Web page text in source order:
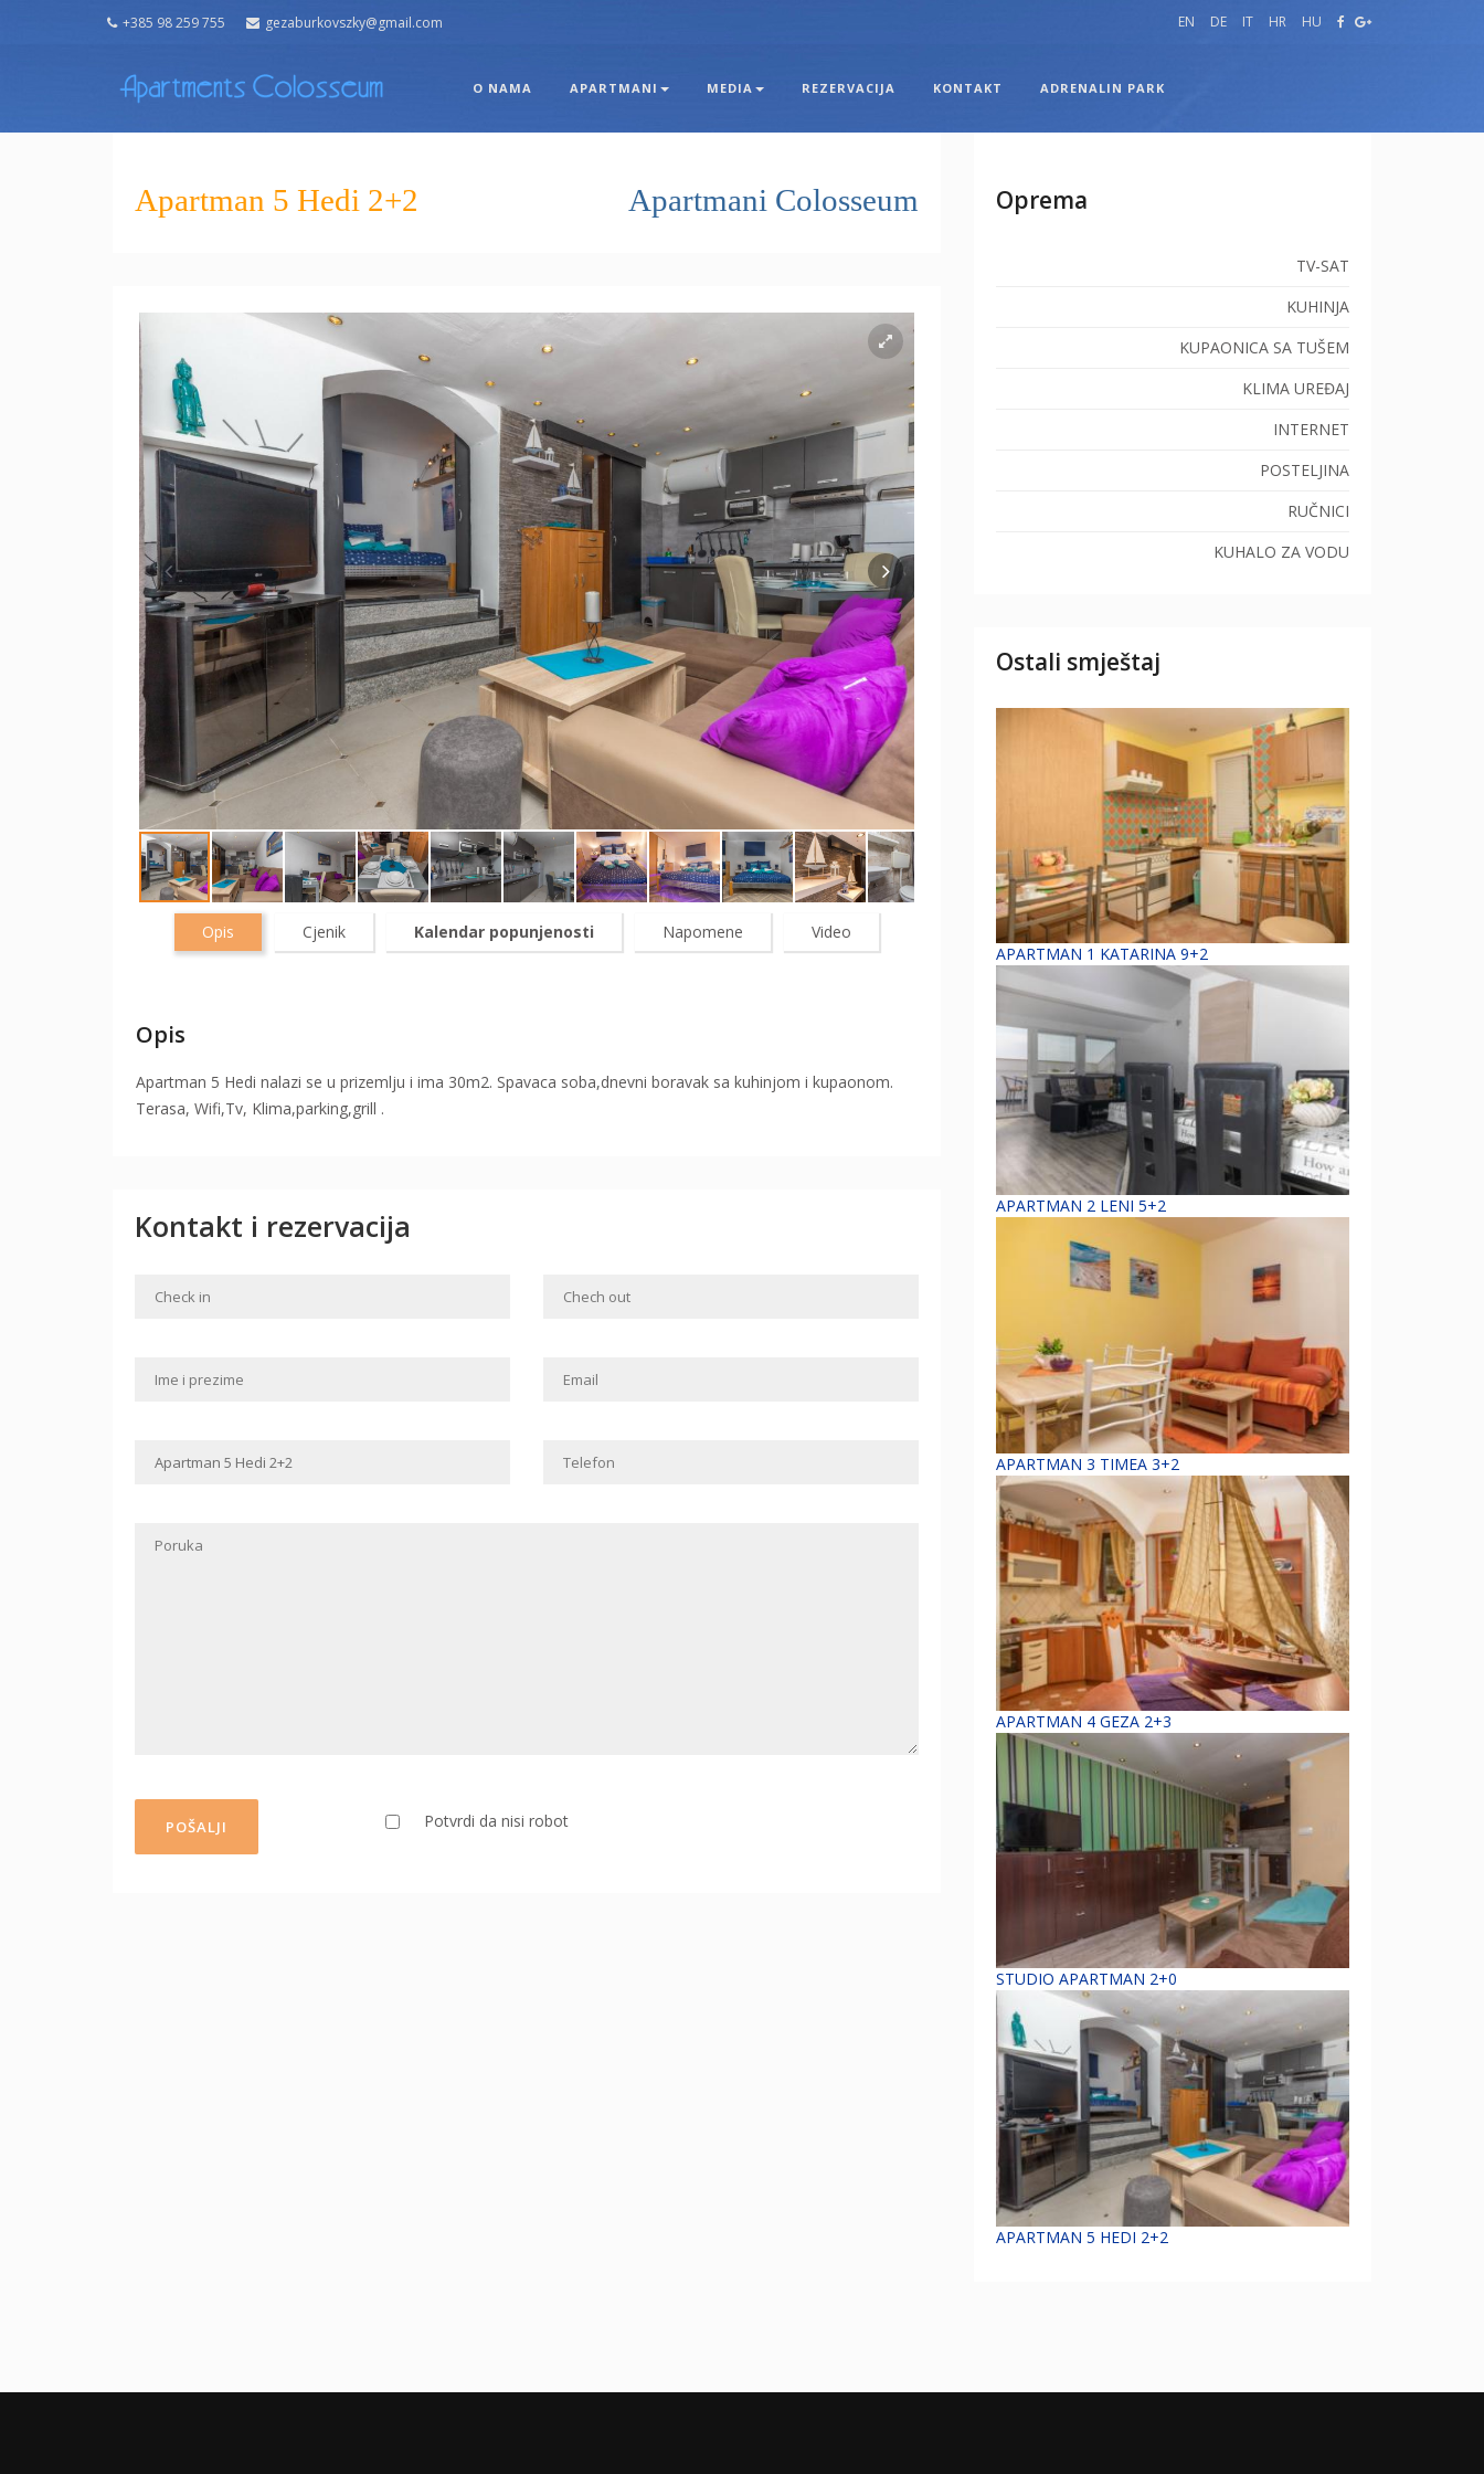
+385 98 259 755 gezaburkovszky@gmail.com EN DE IT HR HU
O NAMA APARTMANI MEDIA REZERVACIJA KONTAKT ADRENALIN PARK
Apartman 5 Hedi 2+2 Apartmani Colosseum
Opis Cjenik Kalendar popunjenosti Napomene Video
Opis
Apartman 5 Hedi nalazi se u prizemlju i ima 30m2. Spavaca soba,dnevni boravak sa kuhinjom i kupaonom.
Terasa, Wifi,Tv, Klima,parking,grill .
Kontakt i rezervacija
Potvrdi da nisi robot
Oprema
TV-SAT
KUHINJA
KUPAONICA SA TUŠEM
KLIMA UREĐAJ
INTERNET
POSTELJINA
RUČNICI
KUHALO ZA VODU
Ostali smještaj
APARTMAN 1 KATARINA 9+2
APARTMAN 2 LENI 5+2
APARTMAN 3 TIMEA 3+2
APARTMAN 4 GEZA 2+3
STUDIO APARTMAN 2+0
APARTMAN 5 HEDI 2+2